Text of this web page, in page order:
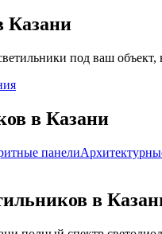
Казани
под ваш объект,
в Казани
панели
в